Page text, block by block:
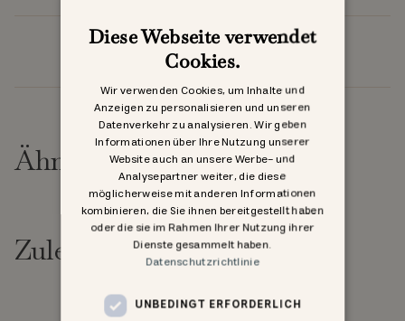
Ähnliche Produkte
Zuletzt angesehen
Diese Webseite verwendet
Cookies.
Wir verwenden Cookies, um Inhalte und
Anzeigen zu personalisieren und unseren
Datenverkehr zu analysieren. Wir geben
Informationen über Ihre Nutzung unserer
Website auch an unsere Werbe- und
Analysepartner weiter, die diese
möglicherweise mit anderen Informationen
kombinieren, die Sie ihnen bereitgestellt haben
oder die sie im Rahmen Ihrer Nutzung ihrer
Dienste gesammelt haben.
Datenschutzrichtlinie
UNBEDINGT ERFORDERLICH